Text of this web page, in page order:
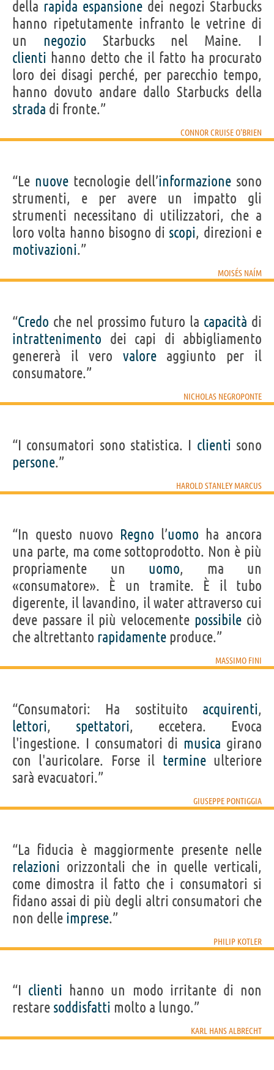
della rapida espansione dei negozi Starbucks
hanno ripetutamente infranto le vetrine di
un negozio Starbucks nel Maine. I
clienti hanno detto che il fatto ha procurato
loro dei disagi perché, per parecchio tempo,
hanno dovuto andare dallo Starbucks della
strada di fronte.”
CONNOR CRUISE O'BRIEN
“Le nuove tecnologie dell’informazione sono
strumenti, e per avere un impatto gli
strumenti necessitano di utilizzatori, che a
loro volta hanno bisogno di scopi, direzioni e
motivazioni.”
MOISÉS NAÍM
“Credo che nel prossimo futuro la capacità di
intrattenimento dei capi di abbigliamento
genererà il vero valoreaggiunto per il
consumatore.”
NICHOLAS NEGROPONTE
“I consumatori sono statistica. I clienti sono
persone.”
HAROLD STANLEY MARCUS
“In questo nuovo Regno l’uomo ha ancora
una parte, ma come sottoprodotto. Non è più
propriamente un uomo, ma un
«consumatore». È un tramite. È il tubo
digerente, il lavandino, il water attraverso cui
deve passare il più velocemente possibile ciò
che altrettanto rapidamente produce.”
MASSIMO FINI
“Consumatori: Ha sostituito acquirenti,
lettori, spettatori, eccetera. Evoca
l'ingestione. I consumatori di musica girano
con l'auricolare. Forse il termineulteriore
sarà evacuatori.”
GIUSEPPE PONTIGGIA
“La fiducia è maggiormente presente nelle
relazioni orizzontali che in quelle verticali,
come dimostra il fatto che i consumatori si
fidano assai di più degli altri consumatori che
non delle imprese.”
PHILIP KOTLER
“I clienti hanno un modo irritante di non
restare soddisfatti molto a lungo.”
KARL HANS ALBRECHT